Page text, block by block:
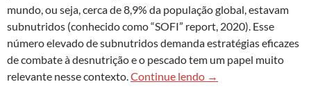
mundo, ou seja, cerca de 8,9% da população global, estavam
subnutridos (conhecido como “SOFI” report, 2020). Esse
número elevado de subnutridos demanda estratégias eficazes
de combate à desnutrição e o pescado tem um papel muito
relevante nesse contexto.Continue lendo O pescado e a
→